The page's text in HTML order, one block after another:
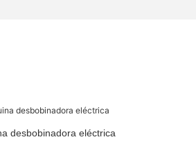
desbobinadora eléctrica